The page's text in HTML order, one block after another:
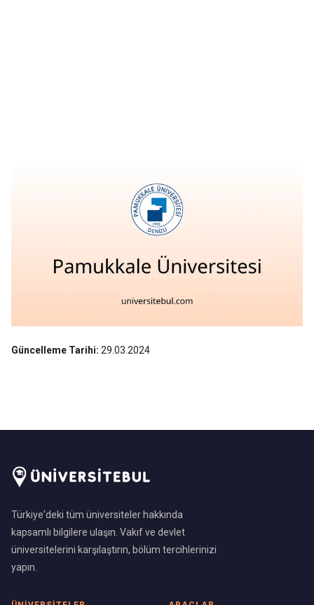
Güncelleme Tarihi: 29.03.2024
Türkiye'deki tüm üniversiteler hakkında
kapsamlı bilgilere ulaşın. Vakıf ve devlet
üniversitelerini karşılaştırın, bölüm tercihlerinizi
yapın.